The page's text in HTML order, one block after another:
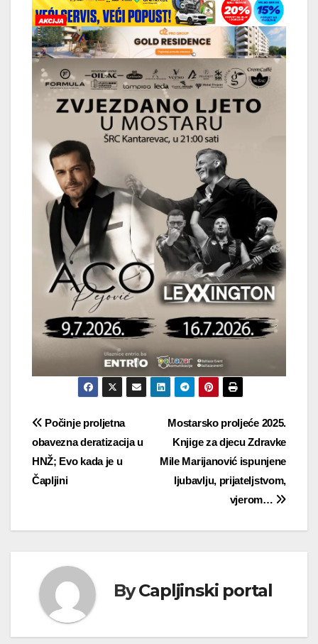
Navigacija
objava
Mostarsko proljeće 2025.
Knjige za djecu Zdravke
Mile Marijanović ispunjene
ljubavlju, prijateljstvom,
vjerom…
Počinje proljetna
obavezna deratizacija u
HNŽ; Evo kada je u
Čapljini
ByCapljinski portal